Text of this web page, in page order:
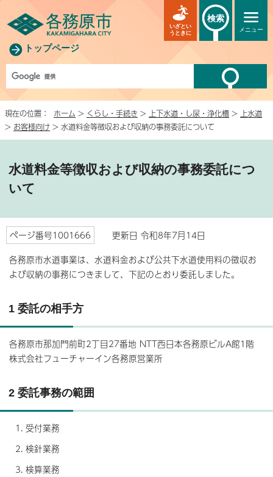
トップページ
メニュー
いざとい
うときに
検索
現在の位置： ホーム > くらし・手続き > 上下水道・し尿・浄化槽 > 上水道
> お客様向け > 水道料金等徴収および収納の事務委託について
水道料金等徴収および収納の事務委託につ
いて
ページ番号1001666
更新日 令和8年7月14日
各務原市水道事業は、水道料金および公共下水道使用料の徴収お
よび収納の事務につきまして、下記のとおり委託しました。
1 委託の相手方
各務原市那加門前町2丁目27番地 NTT西日本各務原ビルA館1階
株式会社フューチャーイン各務原営業所
2 委託事務の範囲
受付業務
検針業務
検算業務